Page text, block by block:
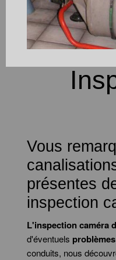
Vous
présentes
inspection
L'inspection caméra
d'éventuels
conduits, nous